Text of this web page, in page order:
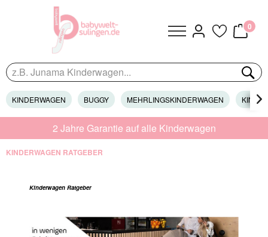
0
KINDERWAGEN BUGGY MEHRLINGSKINDERWAGEN 
2 Jahre Garantie auf alle Kinderwagen
KINDERWAGEN RATGEBER
Kinderwagen Ratgeber